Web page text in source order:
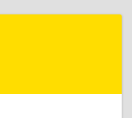
Североуральск г,